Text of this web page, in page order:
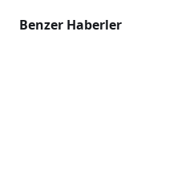
Benzer Haberler